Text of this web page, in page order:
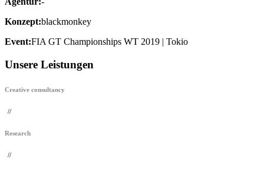
Konzept:blackmonkey
Event:FIA GT Championships WT 2019 | Tokio
Unsere Leistungen
Creative consultancy
//
Research
//